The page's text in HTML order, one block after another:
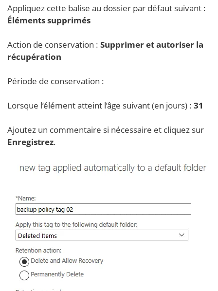
Appliquez cette balise au dossier par défaut suivant :
Éléments supprimés
Action de conservation : Supprimer et autoriser la
récupération
Période de conservation :
Lorsque l’élément atteint l’âge suivant (en jours) : 31
Ajoutez un commentaire si nécessaire et cliquez sur
Enregistrez.